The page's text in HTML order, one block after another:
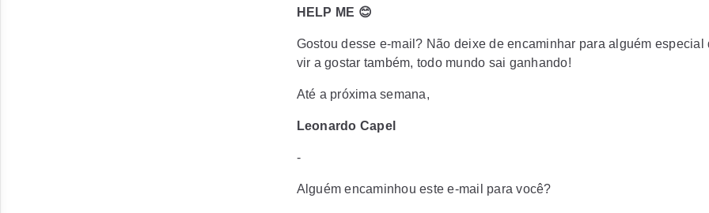
HELP ME 😊
Gostou desse e-mail? Não deixe de encaminhar para alguém especial
vir a gostar também, todo mundo sai ganhando!
Até a próxima semana,
Leonardo Capel
-
Alguém encaminhou este e-mail para você?